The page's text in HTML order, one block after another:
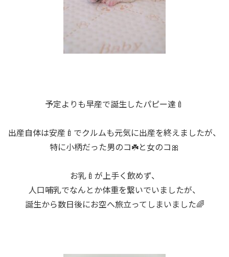
予定よりも早産で誕生したパピー達🍼
出産自体は安産🍼でクルムも元気に出産を終えましたが、
特に小柄だった男のコ☘️と女のコ🎀
お乳🍼が上手く飲めず、
人口哺乳でなんとか体重を繋いでいましたが、
誕生から数日後にお空へ旅立ってしまいました🌈